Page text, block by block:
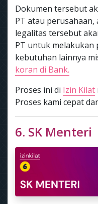
Dokumen tersebut
PT atau
legalitas tersebut
PT untuk
kebutuhan lainnya
koran di Bank.
Proses ini di Izin Kilat
Proses kami cepat
6. SK Menteri